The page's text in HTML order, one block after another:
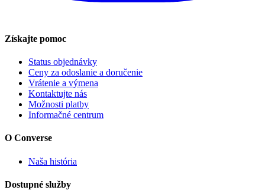
Získajte pomoc
Status objednávky
Ceny za odoslanie a doručenie
Vrátenie a výmena
Kontaktujte nás
Možnosti platby
Informačné centrum
O Converse
Naša história
Dostupné služby